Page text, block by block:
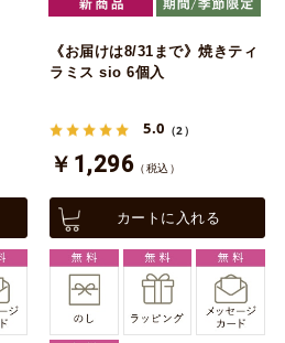
《お届けは8/31まで》焼きティ
ラミス sio 6個入
5.0 （2）
￥1,296 （税込）
カートに入れる